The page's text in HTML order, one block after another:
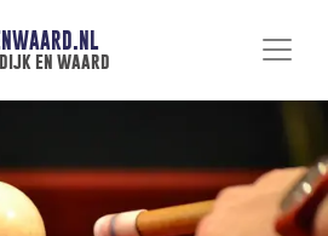
en waard